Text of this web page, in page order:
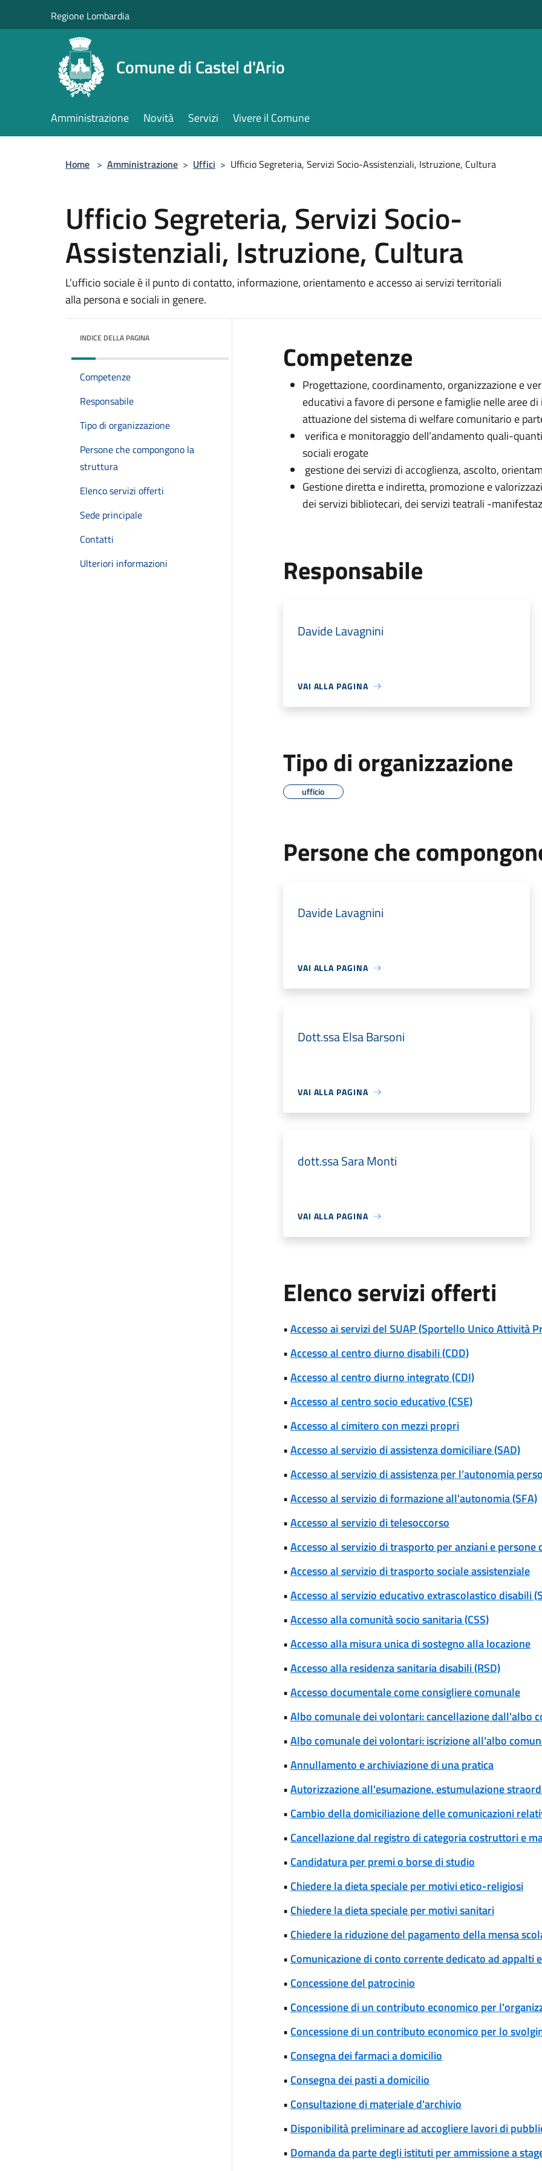
Regione Lombardia
Comune di Castel d'Ario
Amministrazione Novità Servizi Vivere il Comune
Home > Amministrazione > Uffici > Ufficio Segreteria, Servizi Socio-Assistenziali, Istruzione, Cultura
Ufficio Segreteria, Servizi Socio-
Assistenziali, Istruzione, Cultura
L’ufficio sociale è il punto di contatto, informazione, orientamento e accesso ai servizi territoriali
alla persona e sociali in genere.
INDICE DELLA PAGINA
Competenze
Responsabile
Tipo di organizzazione
Persone che compongono la
struttura
Elenco servizi offerti
Sede principale
Contatti
Ulteriori informazioni
Competenze
Progettazione, coordinamento, organizzazione e
educativi a favore di persone e famiglie nelle aree
attuazione del sistema di welfare comunitario e
verifica e monitoraggio dell’andamento quali-
sociali erogate
gestione dei servizi di accoglienza, ascolto,
Gestione diretta e indiretta, promozione e
dei servizi bibliotecari, dei servizi teatrali -
Responsabile
Davide Lavagnini
VAI ALLA PAGINA
Tipo di organizzazione
ufficio
Persone che
Davide Lavagnini
VAI ALLA PAGINA
Dott.ssa Elsa Barsoni
VAI ALLA PAGINA
dott.ssa Sara Monti
VAI ALLA PAGINA
Elenco servizi offerti
•Accesso ai servizi del SUAP (Sportello Unico Attività
•Accesso al centro diurno disabili (CDD)
•Accesso al centro diurno integrato (CDI)
•Accesso al centro socio educativo (CSE)
•Accesso al cimitero con mezzi propri
•Accesso al servizio di assistenza domiciliare (SAD)
•Accesso al servizio di assistenza per l’autonomia
•Accesso al servizio di formazione all'autonomia (SFA)
•Accesso al servizio di telesoccorso
•Accesso al servizio di trasporto per anziani e persone
•Accesso al servizio di trasporto sociale assistenziale
•Accesso al servizio educativo extrascolastico disabili
•Accesso alla comunità socio sanitaria (CSS)
•Accesso alla misura unica di sostegno alla locazione
•Accesso alla residenza sanitaria disabili (RSD)
•Accesso documentale come consigliere comunale
•Albo comunale dei volontari: cancellazione dall'albo
•Albo comunale dei volontari: iscrizione all'albo
•Annullamento e archiviazione di una pratica
•Autorizzazione all'esumazione, estumulazione
• Cambio della domiciliazione delle comunicazioni
• Cancellazione dal registro di categoria costruttori e
• Candidatura per premi o borse di studio
• Chiedere la dieta speciale per motivi etico-religiosi
• Chiedere la dieta speciale per motivi sanitari
• Chiedere la riduzione del pagamento della mensa
• Comunicazione di conto corrente dedicato ad appalti
• Concessione del patrocinio
• Concessione di un contributo economico per
• Concessione di un contributo economico per lo
• Consegna dei farmaci a domicilio
• Consegna dei pasti a domicilio
• Consultazione di materiale d'archivio
• Disponibilità preliminare ad accogliere lavori di
• Domanda da parte degli istituti per ammissione a